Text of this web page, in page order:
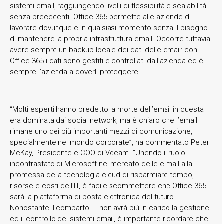
sistemi email, raggiungendo livelli di flessibilità e scalabilità
senza precedenti. Office 365 permette alle aziende di
lavorare dovunque e in qualsiasi momento senza il bisogno
di mantenere la propria infrastruttura email. Occorre tuttavia
avere sempre un backup locale dei dati delle email: con
Office 365 i dati sono gestiti e controllati dall’azienda ed è
sempre l’azienda a doverli proteggere.
“Molti esperti hanno predetto la morte dell’email in questa
era dominata dai social network, ma è chiaro che l’email
rimane uno dei più importanti mezzi di comunicazione,
specialmente nel mondo corporate”, ha commentato Peter
McKay, Presidente e COO di Veeam. “Unendo il ruolo
incontrastato di Microsoft nel mercato delle e-mail alla
promessa della tecnologia cloud di risparmiare tempo,
risorse e costi dell’IT, è facile scommettere che Office 365
sarà la piattaforma di posta elettronica del futuro.
Nonostante il comparto IT non avrà più in carico la gestione
ed il controllo dei sistemi email, è importante ricordare che